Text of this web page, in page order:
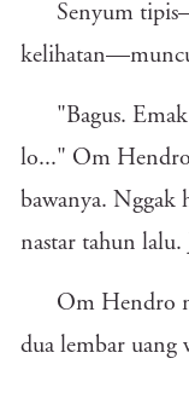
Senyum
"Bagus.
lo..." Om
bawanya. Nggak
nastar tahun lalu.
Om Hendro
dua lembar uang